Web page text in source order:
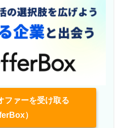
ファーを受け取る
）